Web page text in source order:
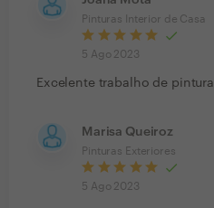
Pinturas Interior de Casa
5 Ago 2023
Excelente trabalho de pintura
Marisa Queiroz
Pinturas Exteriores
5 Ago 2023